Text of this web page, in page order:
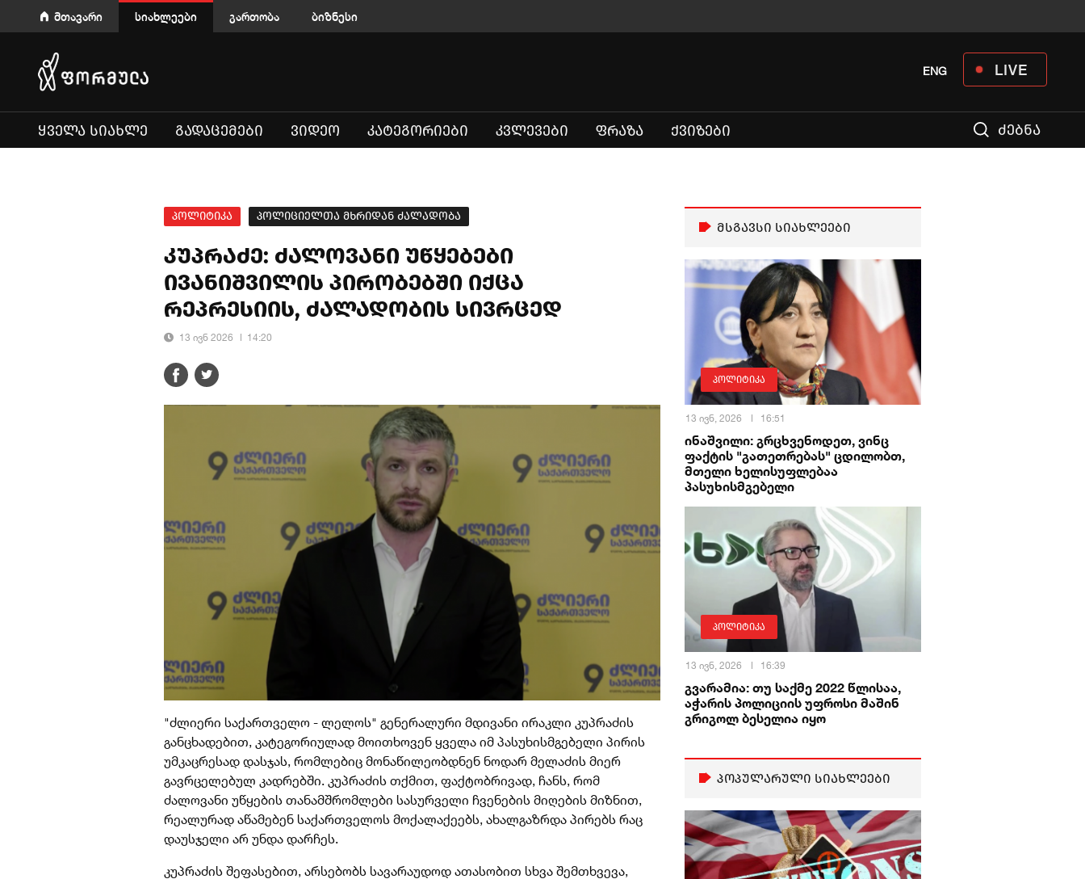
მთავარი სიახლეები გართობა ბიზნესი
LIVE
ENG
ᲧᲕᲔᲚᲐ ᲡᲘᲐᲮᲚᲔ ᲒᲐᲓᲐᲪᲔᲛᲔᲑᲘ ᲕᲘᲓᲔᲝ ᲙᲐᲢᲔᲒᲝᲠᲘᲔᲑᲘ ᲙᲕᲚᲔᲕᲔᲑᲘ ᲤᲠᲐᲖᲐ ᲥᲕᲘᲖᲔᲑᲘ ძებნა
პოლიტიკა პოლიციელთა მხრიდან ძალადობა
კუპრაძე: ძალოვანი უწყებები
ივანიშვილის პირობებში იქცა
რეპრესიის, ძალადობის სივრცედ
13 ივნ 2026 14:20
"ძლიერი საქართველო - ლელოს" გენერალური მდივანი ირაკლი კუპრაძის
განცხადებით, კატეგორიულად მოითხოვენ ყველა იმ პასუხისმგებელი პირის
უმკაცრესად დასჯას, რომლებიც მონაწილეობდნენ ნოდარ მელაძის მიერ
გავრცელებულ კადრებში. კუპრაძის თქმით, ფაქტობრივად, ჩანს, რომ
ძალოვანი უწყების თანამშრომლები სასურველი ჩვენების მიღების მიზნით,
რეალურად აწამებენ საქართველოს მოქალაქეებს, ახალგაზრდა პირებს რაც
დაუსჯელი არ უნდა დარჩეს.
კუპრაძის შეფასებით, არსებობს სავარაუდოდ ათასობით სხვა შემთხვევა,
მსგავსი სიახლეები
პოლიტიკა
13 ივნ, 2026 16:51
ინაშვილი: გრცხვენოდეთ, ვინც
ფაქტის "გათეთრებას" ცდილობთ,
მთელი ხელისუფლებაა
პასუხისმგებელი
პოლიტიკა
13 ივნ, 2026 16:39
გვარამია: თუ საქმე 2022 წლისაა,
აჭარის პოლიციის უფროსი მაშინ
გრიგოლ ბესელია იყო
პოპულარული სიახლეები